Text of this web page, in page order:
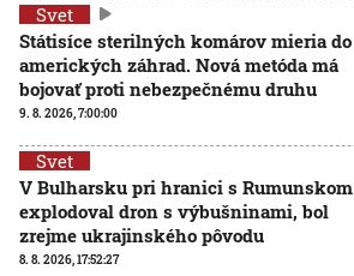
Svet
Státisíce sterilných komárov mieria do
amerických záhrad. Nová metóda má
bojovať proti nebezpečnému druhu
9. 8. 2026, 7:00:00
Svet
V Bulharsku pri hranici s Rumunskom
explodoval dron s výbušninami, bol
zrejme ukrajinského pôvodu
8. 8. 2026, 17:52:27